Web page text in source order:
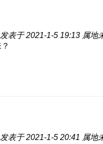
发表于 2021-1-5 19:13 属地
发表于 2021-1-5 20:41 属地